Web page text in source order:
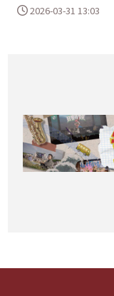
2026-03-31 13:03